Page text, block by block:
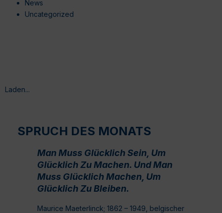
News
Uncategorized
Laden...
SPRUCH DES MONATS
Man Muss Glücklich Sein, Um
Glücklich Zu Machen. Und Man
Muss Glücklich Machen, Um
Glücklich Zu Bleiben.
Maurice Maeterlinck; 1862 – 1949, belgischer